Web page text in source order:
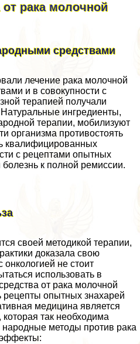
paка молочной
средствами
лечение paка молочной
и в совокупности с
терапией получали
ингредиенты,
терапии, мобилизуют
организма противостоять
квалифицированных
с рецептами опытных
к полной ремиссии.
своей методикой терапии,
доказала свою
не стоит
использовать в
от paка молочной
рецепты опытных знахарей
медицина является
так необходима
методы против paка
эффекты: